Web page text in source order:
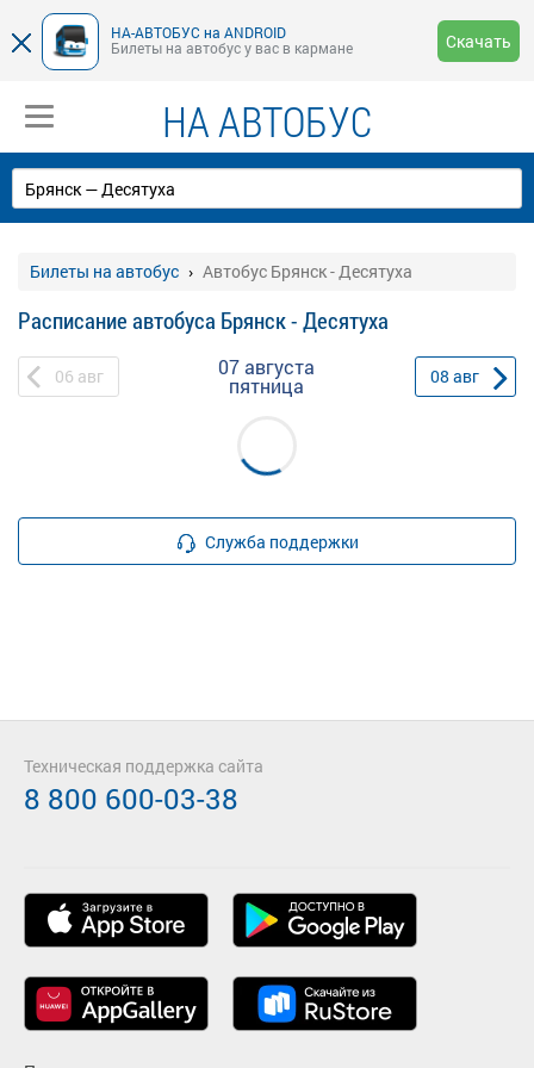
НА-АВТОБУС на ANDROID
Билеты на автобус у вас в кармане
Скачать
НА АВТОБУС
Билеты на автобус Автобус Брянск - Десятуха
Расписание автобуса Брянск - Десятуха
06 авг 07 августа
пятница 08 авг
Служба поддержки
Техническая поддержка сайта
8 800 600-03-38